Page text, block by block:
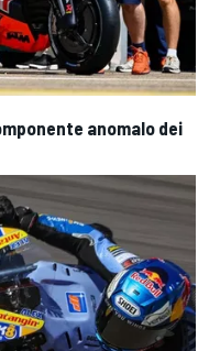
anomalo dei